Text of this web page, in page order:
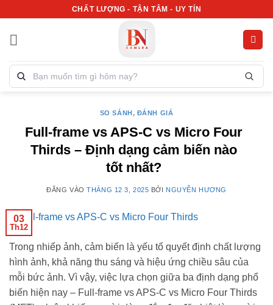
nội
CHẤT LƯỢNG - TẬN TÂM - UY TÍN
Tìm
kiếm
SO SÁNH, ĐÁNH GIÁ
Full-frame vs APS-C vs Micro Four
Thirds – Định dạng cảm biến nào
tốt nhất?
ĐĂNG VÀOTHÁNG 12 3, 2025 BỞI NGUYỄN HƯƠNG
03
Th12
Trong nhiếp ảnh, cảm biến là yếu tố quyết định chất lượng
hình ảnh, khả năng thu sáng và hiệu ứng chiều sâu của
mỗi bức ảnh. Vì vậy, việc lựa chọn giữa ba định dạng phổ
biến hiện nay – Full-frame vs APS-C vs Micro Four Thirds